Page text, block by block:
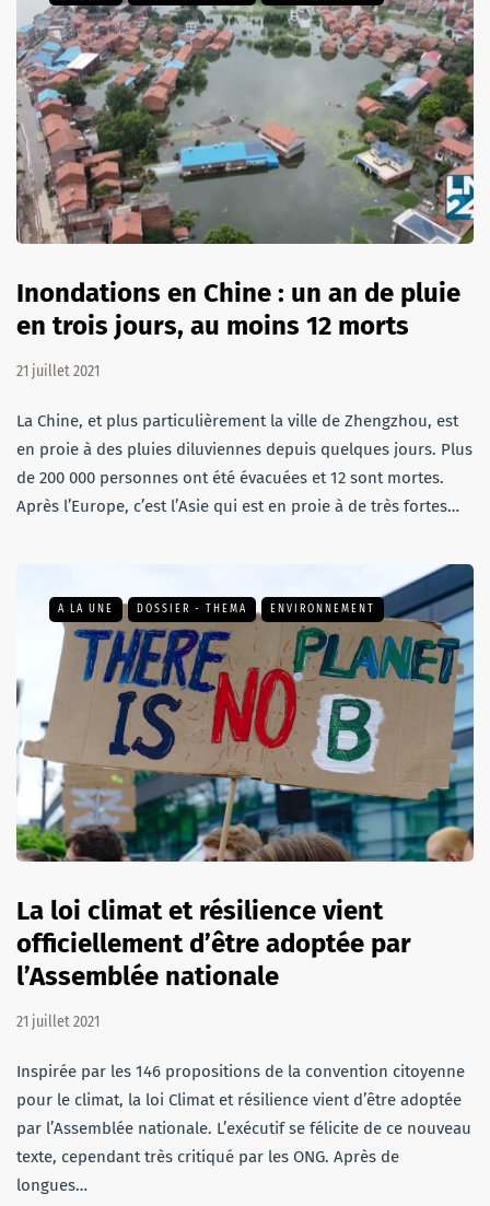
Inondations en Chine : un an de pluie
en trois jours, au moins 12 morts
21 juillet 2021
La Chine, et plus particulièrement la ville de Zhengzhou, est
en proie à des pluies diluviennes depuis quelques jours. Plus
de 200 000 personnes ont été évacuées et 12 sont mortes.
Après l’Europe, c’est l’Asie qui est en proie à de très fortes…
A LA UNE DOSSIER - THEMA ENVIRONNEMENT
La loi climat et résilience vient
officiellement d’être adoptée par
l’Assemblée nationale
21 juillet 2021
Inspirée par les 146 propositions de la convention citoyenne
pour le climat, la loi Climat et résilience vient d’être adoptée
par l’Assemblée nationale. L’exécutif se félicite de ce nouveau
texte, cependant très critiqué par les ONG. Après de
longues…